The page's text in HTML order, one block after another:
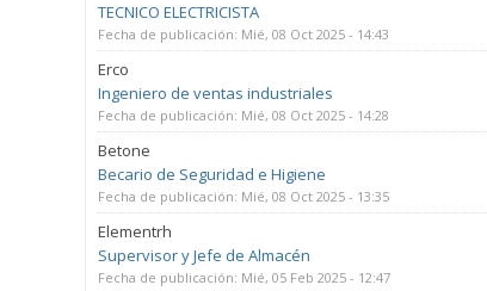
TECNICO ELECTRICISTA
Fecha de publicación: Mié, 08 Oct 2025 - 14:43
Erco
Ingeniero de ventas industriales
Fecha de publicación: Mié, 08 Oct 2025 - 14:28
Betone
Becario de Seguridad e Higiene
Fecha de publicación: Mié, 08 Oct 2025 - 13:35
Elementrh
Supervisor y Jefe de Almacén
Fecha de publicación: Mié, 05 Feb 2025 - 12:47